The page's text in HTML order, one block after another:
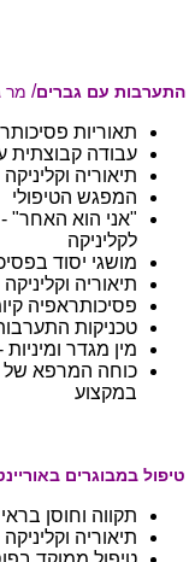
התערבות עם גברים/ מר
תאוריות
עבודה קבוצתית
תיאוריה
המפגש הטיפולי
"אני הוא האחר"
לקליניקה
מושגי יסוד
תיאוריה
פסיכותראפיה
טכניקות
מין מגדר
כוחה המרפא של
במקצוע
טיפול במבוגרים
תקווה וחוסן
תיאוריה